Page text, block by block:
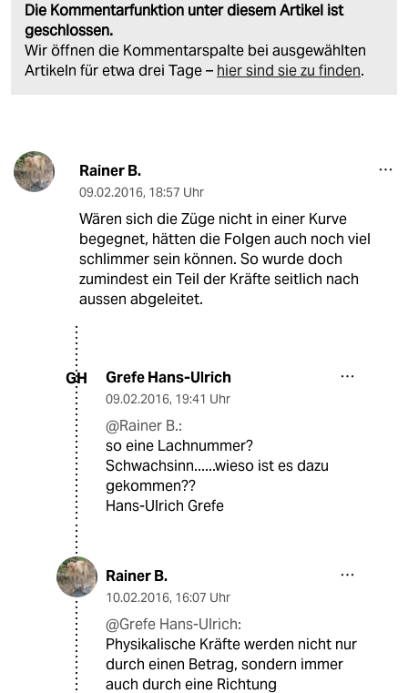
Die Kommentarfunktion unter diesem Artikel ist
geschlossen.
Wir öffnen die Kommentarspalte bei ausgewählten
Artikeln für etwa drei Tage – hier sind sie zu finden.
Rainer B.
09.02.2016, 18:57 Uhr
Wären sich die Züge nicht in einer Kurve
begegnet, hätten die Folgen auch noch viel
schlimmer sein können. So wurde doch
zumindest ein Teil der Kräfte seitlich nach
aussen abgeleitet.
GH Grefe Hans-Ulrich
09.02.2016, 19:41 Uhr
@Rainer B.:
so eine Lachnummer?
Schwachsinn......wieso ist es dazu
gekommen??
Hans-Ulrich Grefe
Rainer B.
10.02.2016, 16:07 Uhr
@Grefe Hans-Ulrich:
Physikalische Kräfte werden nicht nur
durch einen Betrag, sondern immer
auch durch eine Richtung